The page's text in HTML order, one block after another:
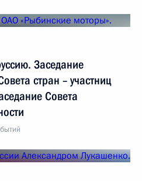
Заседание
стран – участниц
Совета